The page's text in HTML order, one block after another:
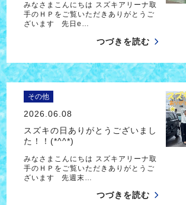
みなさまこんにちは スズキアリーナ取
手のＨＰをご覧いただきありがとうご
ざいます 先日e…
つづきを読む
その他
2026.06.08
スズキの日ありがとうございまし
た！！(*^^*)
みなさまこんにちは スズキアリーナ取
手のＨＰをご覧いただきありがとうご
ざいます 先週末…
つづきを読む